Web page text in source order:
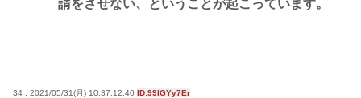
請をさせない、ということが起こっています。
34 : 2021/05/31(月) 10:37:12.40 ID:99lGYy7Er